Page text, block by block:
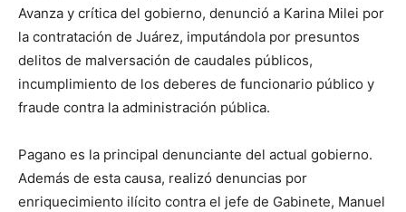
Avanza y crítica del gobierno, denunció a Karina Milei por
la contratación de Juárez, imputándola por presuntos
delitos de malversación de caudales públicos,
incumplimiento de los deberes de funcionario público y
fraude contra la administración pública.
Pagano es la principal denunciante del actual gobierno.
Además de esta causa, realizó denuncias por
enriquecimiento ilícito contra el jefe de Gabinete, Manuel